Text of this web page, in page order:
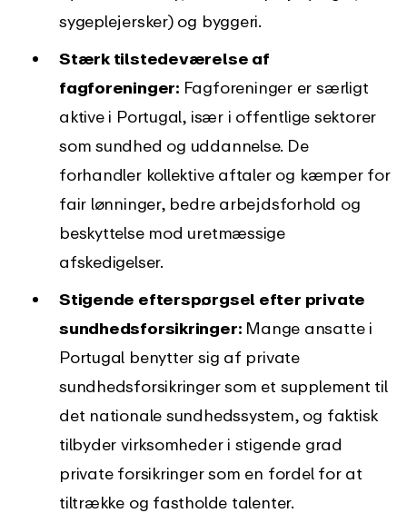
sygeplejersker) og byggeri.
Stærk tilstedeværelse af
fagforeninger: Fagforeninger er særligt
aktive i Portugal, især i offentlige sektorer
som sundhed og uddannelse. De
forhandler kollektive aftaler og kæmper for
fair lønninger, bedre arbejdsforhold og
beskyttelse mod uretmæssige
afskedigelser.
Stigende efterspørgsel efter private
sundhedsforsikringer: Mange ansatte i
Portugal benytter sig af private
sundhedsforsikringer som et supplement til
det nationale sundhedssystem, og faktisk
tilbyder virksomheder i stigende grad
private forsikringer som en fordel for at
tiltrække og fastholde talenter.